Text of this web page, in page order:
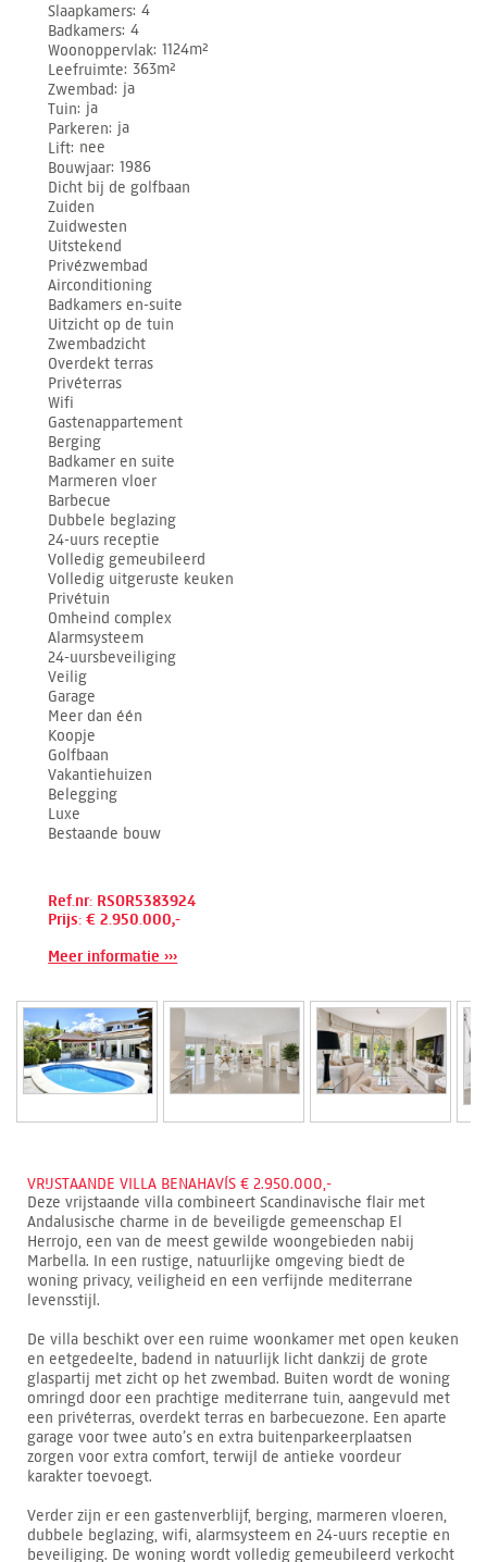
Slaapkamers 4
Badkamers 4
Woonoppervlak 1124m²
Leefruimte 363m²
Zwembad ja
Tuin ja
Parkeren ja
Lift nee
Bouwjaar 1986
Dicht bij de golfbaan
Zuiden
Zuidwesten
Uitstekend
Privézwembad
Airconditioning
Badkamers en-suite
Uitzicht op de tuin
Zwembadzicht
Overdekt terras
Privéterras
Wifi
Gastenappartement
Berging
Badkamer en suite
Marmeren vloer
Barbecue
Dubbele beglazing
24-uurs receptie
Volledig gemeubileerd
Volledig uitgeruste keuken
Privétuin
Omheind complex
Alarmsysteem
24-uursbeveiliging
Veilig
Garage
Meer dan één
Koopje
Golfbaan
Vakantiehuizen
Belegging
Luxe
Bestaande bouw
Ref.nr: RSOR5383924
Prijs: € 2.950.000,-
Meer informatie ›››
VRIJSTAANDE VILLA BENAHAVÍS € 2.950.000,-
Deze vrijstaande villa combineert Scandinavische flair met
Andalusische charme in de beveiligde gemeenschap El
Herrojo, een van de meest gewilde woongebieden nabij
Marbella. In een rustige, natuurlijke omgeving biedt de
woning privacy, veiligheid en een verfijnde mediterrane
levensstijl.
De villa beschikt over een ruime woonkamer met open keuken
en eetgedeelte, badend in natuurlijk licht dankzij de grote
glaspartij met zicht op het zwembad. Buiten wordt de woning
omringd door een prachtige mediterrane tuin, aangevuld met
een privéterras, overdekt terras en barbecuezone. Een aparte
garage voor twee auto’s en extra buitenparkeerplaatsen
zorgen voor extra comfort, terwijl de antieke voordeur
karakter toevoegt.
Verder zijn er een gastenverblijf, berging, marmeren vloeren,
dubbele beglazing, wifi, alarmsysteem en 24-uurs receptie en
beveiliging. De woning wordt volledig gemeubileerd verkocht